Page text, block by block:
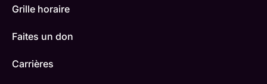
Grille horaire
Faites un don
Carrières